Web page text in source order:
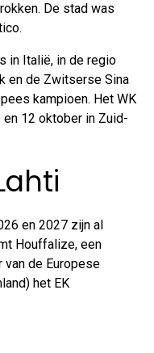
De stad was
in Italië, in de regio
en de Zwitserse Sina
kampioen. Het WK
12 oktober in Zuid-
en 2027 zijn al
Houffalize, een
van de Europese
het EK